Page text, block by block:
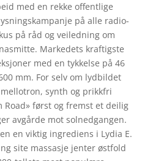
med en rekke offentlige
på alle radio-
på råd og veiledning om
Markedets kraftigste
med en tykkelse på 46
mm. For selv om lydbildet
synth og prikkfri
Road» først og fremst et deilig
avgårde mot solnedgangen.
en viktig ingrediens i Lydia E.
site massasje jenter østfold